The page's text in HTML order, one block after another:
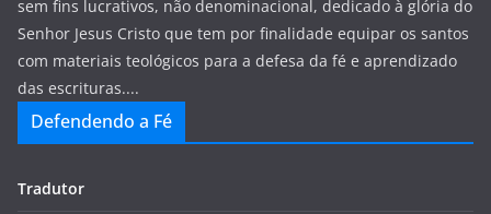
sem fins lucrativos, não denominacional, dedicado à glória do
Senhor Jesus Cristo que tem por finalidade equipar os santos
com materiais teológicos para a defesa da fé e aprendizado
das escrituras....
Defendendo a Fé
Tradutor